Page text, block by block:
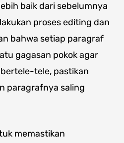
baik dari sebelumnya
proses editing dan
bahwa setiap paragraf
gagasan pokok agar
tele, pastikan
paragrafnya saling
memastikan